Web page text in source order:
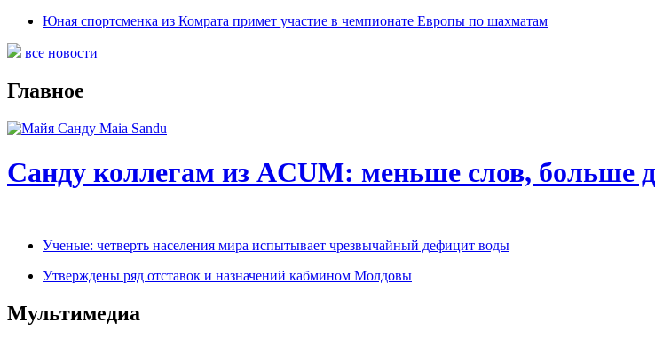
Юная спортсменка из Комрата примет участие в чемпионате Европы по шахматам
все новости
Главное
Санду коллегам из ACUM: меньше слов, больше
Ученые: четверть населения мира испытывает чрезвычайный дефицит воды
Утверждены ряд отставок и назначений кабмином Молдовы
Мультимедиа